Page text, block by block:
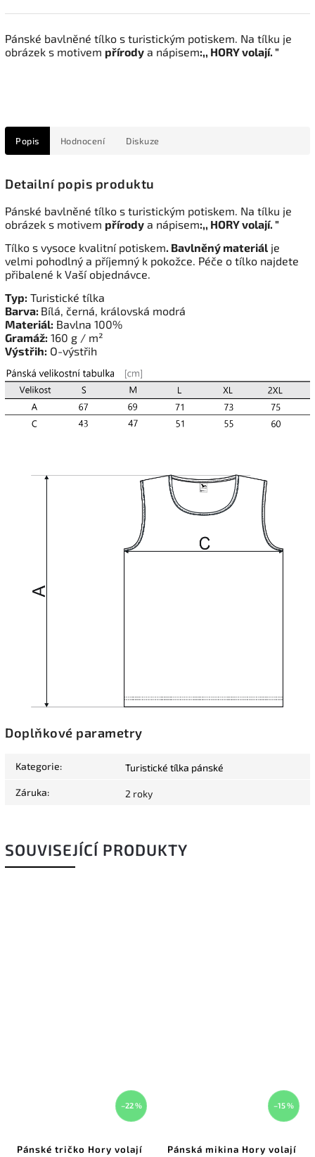
Pánské bavlněné tílko s turistickým potiskem. Na tílku je
obrázek s motivem přírody a nápisem:,, HORY volají. "
Popis Hodnocení Diskuze
Detailní popis produktu
Pánské bavlněné tílko s turistickým potiskem. Na tílku je
obrázek s motivem přírody a nápisem:,, HORY volají. "
Tílko s vysoce kvalitní potiskem. Bavlněný materiál je
velmi pohodlný a příjemný k pokožce. Péče o tílko najdete
přibalené k Vaší objednávce.
Typ: Turistické tílka
Barva: Bílá, černá, královská modrá
Materiál: Bavlna 100%
Gramáž: 160 g / m²
Výstřih: O-výstřih
Doplňkové parametry
Kategorie: Turistické tílka pánské
Záruka: 2 roky
SOUVISEJÍCÍ PRODUKTY
–22 %
Pánské tričko Hory volají
–15 %
Pánská mikina Hory volají